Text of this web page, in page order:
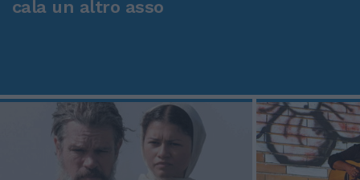
cala un altro asso